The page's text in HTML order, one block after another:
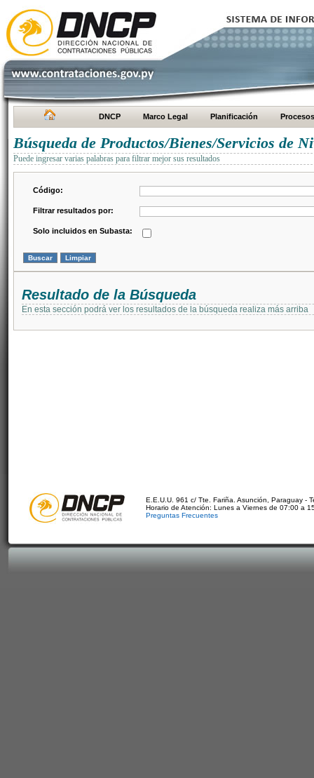
DNCP Marco Legal Planificación Procesos
Búsqueda de Productos/Bienes/Servicios de
Puede ingresar varias palabras para filtrar mejor sus resultados
Código:
Filtrar resultados por:
Solo incluidos en Subasta:
Resultado de la Búsqueda
En esta sección podrá ver los resultados de la búsqueda realiza más arriba
E.E.U.U. 961 c/ Tte. Fariña. Asunción, Paraguay -
Horario de Atención: Lunes a Viernes de 07:00 a
Preguntas Frecuentes